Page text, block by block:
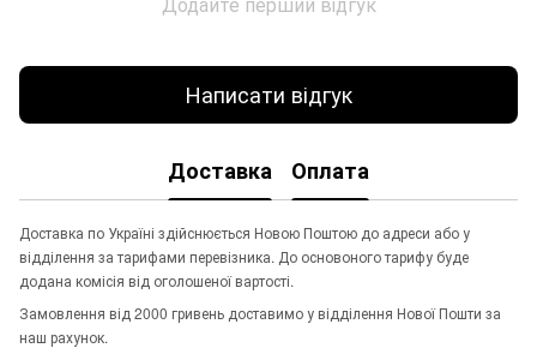
Написати відгук
Доставка Оплата
Доставка по Україні здійснюється Новою Поштою до адреси або у
відділення за тарифами перевізника. До основоного тарифу буде
додана комісія від оголошеної вартості.
Замовлення від 2000 гривень доставимо у відділення Нової Пошти за
наш рахунок.